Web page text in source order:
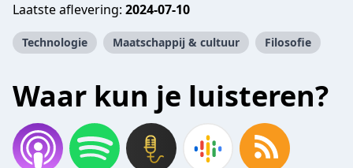
Laatste aflevering: 2024-07-10
Technologie Maatschappij & cultuur Filosofie
Waar kun je luisteren?